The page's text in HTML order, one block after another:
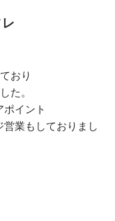
おり
た。
イント
業もしておりまし